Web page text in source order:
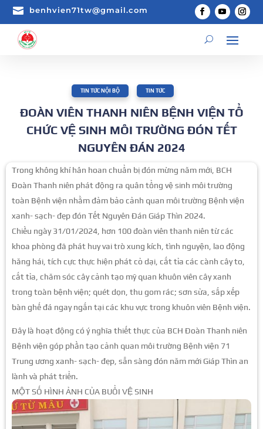
 benhvien71tw@gmail.com
TIN TỨC NỘI BỘ TIN TỨC
ĐOÀN VIÊN THANH NIÊN BỆNH VIỆN TỔ
CHỨC VỆ SINH MÔI TRƯỜNG ĐÓN TẾT
NGUYÊN ĐÁN 2024
Trong không khí hân hoan chuẩn bị đón mừng năm mới, BCH
Đoàn Thanh niên phát động ra quân tổng vệ sinh môi trường
toàn Bệnh viện nhằm đảm bảo cảnh quan môi trường Bệnh viện
xanh- sạch- đẹp đón Tết Nguyên Đán Giáp Thìn 2024.
Chiều ngày 31/01/2024, hơn 100 đoàn viên thanh niên từ các
khoa phòng đã phát huy vai trò xung kích, tình nguyện, lao động
hăng hái, tích cực thực hiện phát cỏ dại, cắt tỉa các cành cây to,
cắt tỉa, chăm sóc cây cảnh tạo mỹ quan khuôn viên cây xanh
trong toàn bệnh viện; quét dọn, thu gom rác; sơn sửa, sắp xếp
bàn ghế đá ngay ngắn tại các khu vực trong khuôn viên Bệnh viện.
Đây là hoạt động có ý nghĩa thiết thực của BCH Đoàn Thanh niên
Bệnh viện góp phần tạo cảnh quan môi trường Bệnh viện 71
Trung ương xanh- sạch- đẹp, sẵn sàng đón năm mới Giáp Thìn an
lành và phát triển.
MỘT SỐ HÌNH ẢNH CỦA BUỔI VỆ SINH